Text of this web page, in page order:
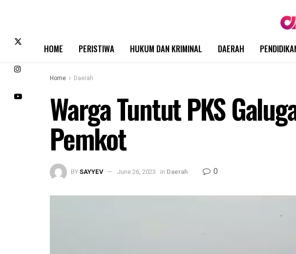
HOME PERISTIWA HUKUM DAN KRIMINAL DAERAH
Home Daerah
Warga Tuntut PKS
Pemkot
BYSAYYEV June 26, 2023 in Daerah 0